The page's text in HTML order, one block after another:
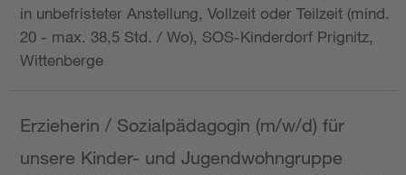
in unbefristeter Anstellung, Vollzeit oder Teilzeit (mind.
20 - max. 38,5 Std. / Wo), SOS-Kinderdorf Prignitz,
Wittenberge
Erzieherin / Sozialpädagogin (m/w/d) für
unsere Kinder- und Jugendwohngruppe